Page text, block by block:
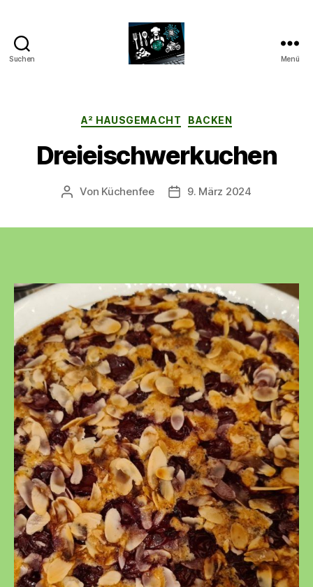
Suchen Menü
Kategorien
A² HAUSGEMACHT BACKEN
Dreieischwerkuchen
Beitragsautor
Von Küchenfee Beitragsdatum
9. März 2024